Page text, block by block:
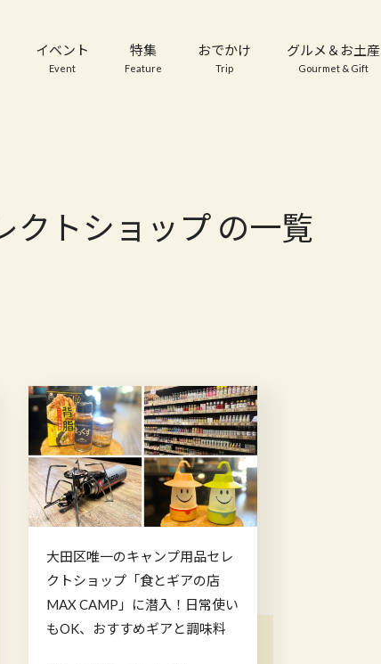
イベント
Event
特集
Feature
おでかけ
Trip
グルメ＆お土産
Gourmet & Gift
クトショップ の一覧
大田区唯一のキャンプ用品セレ
クトショップ「食とギアの店
MAX CAMP」に潜入！日常使い
もOK、おすすめギアと調味料